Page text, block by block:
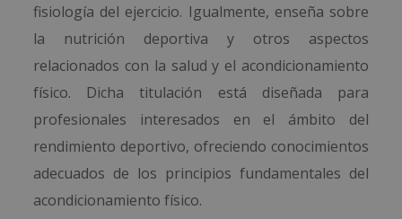
fisiología del ejercicio. Igualmente, enseña sobre
la nutrición deportiva y otros aspectos
relacionados con la salud y el acondicionamiento
físico. Dicha titulación está diseñada para
profesionales interesados en el ámbito del
rendimiento deportivo, ofreciendo conocimientos
adecuados de los principios fundamentales del
acondicionamiento físico.